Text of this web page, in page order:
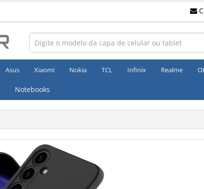
Asus Xiaomi Nokia TCL Infinix Realme
Notebooks